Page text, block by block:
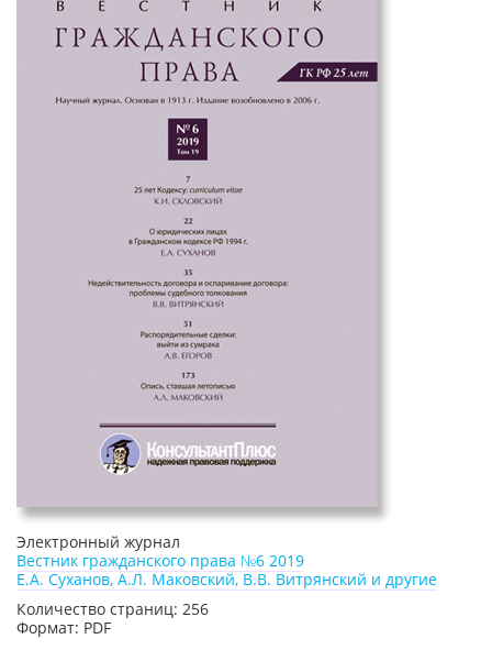
Электронный журнал
Вестник гражданского права №6 2019
Е.А. Суханов, А.Л. Маковский, В.В. Витрянский и другие
Количество страниц: 256
Формат: PDF